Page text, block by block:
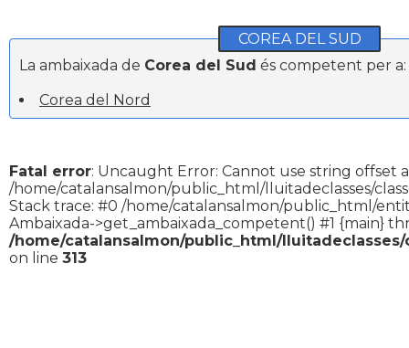
COREA DEL SUD
La ambaixada de Corea del Sud és competent per a:
Corea del Nord
Fatal error: Uncaught Error: Cannot use string offset
/home/catalansalmon/public_html/lluitadeclasses/
Stack trace: #0 /home/catalansalmon/public_html/
Ambaixada->get_ambaixada_competent() #1 {main}
/home/catalansalmon/public_html/lluitadeclasses/
on line 313